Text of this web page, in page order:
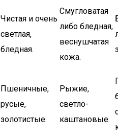
Чистая и очень
светлая,
бледная.
Смугловатая
либо бледная,
веснушчатая
кожа.
Пшеничные,
русые,
золотистые.
Рыжие,
светло-
каштановые.